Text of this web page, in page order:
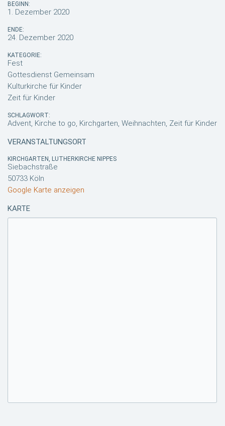
BEGINN:
1. Dezember 2020
ENDE:
24. Dezember 2020
KATEGORIE:
Fest
Gottesdienst Gemeinsam
Kulturkirche für Kinder
Zeit für Kinder
SCHLAGWORT:
Advent, Kirche to go, Kirchgarten, Weihnachten, Zeit für Kinder
VERANSTALTUNGSORT
KIRCHGARTEN, LUTHERKIRCHE NIPPES
Siebachstraße
50733 Köln
Google Karte anzeigen
KARTE